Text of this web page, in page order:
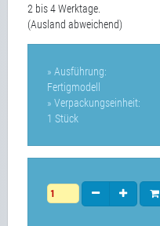
2 bis 4 Werktage.
(Ausland abweichend)
» Ausführung:
Fertigmodell
» Verpackungseinheit:
1 Stück